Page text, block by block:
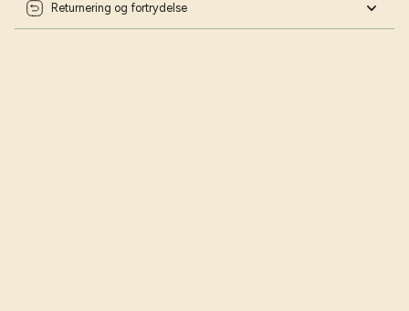
Returnering og fortrydelse